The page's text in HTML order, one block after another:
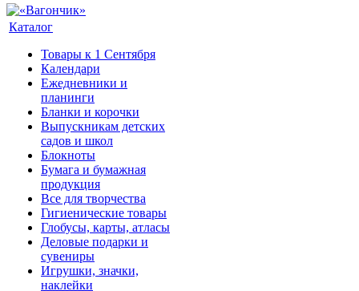
Каталог
Товары к 1 Сентября
Календари
Ежедневники и
планинги
Бланки и корочки
Выпускникам детских
садов и школ
Блокноты
Бумага и бумажная
продукция
Все для творчества
Гигиенические товары
Глобусы, карты, атласы
Деловые подарки и
сувениры
Игрушки, значки,
наклейки